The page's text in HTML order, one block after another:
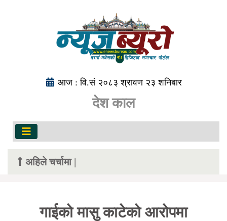
आज : वि.सं २०८३ श्रावण २३ शनिबार
देश काल
अहिले चर्चामा |
गाईको मासु काटेको आरोपमा